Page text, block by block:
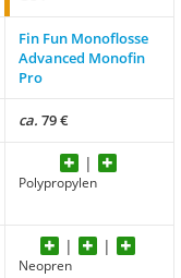
Fin Fun Monoflosse
Advanced Monofin
Pro
ca. 79 €
Polypropylen
Neopren